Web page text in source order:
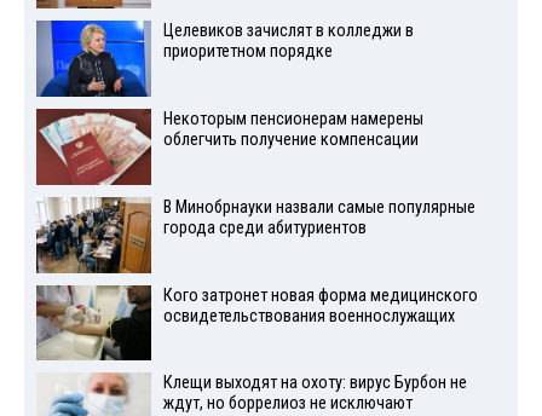
Целевиков зачислят в колледжи в
приоритетном порядке
Некоторым пенсионерам намерены
облегчить получение компенсации
В Минобрнауки назвали самые популярные
города среди абитуриентов
Кого затронет новая форма медицинского
освидетельствования военнослужащих
Клещи выходят на охоту: вирус Бурбон не
ждут, но боррелиоз не исключают